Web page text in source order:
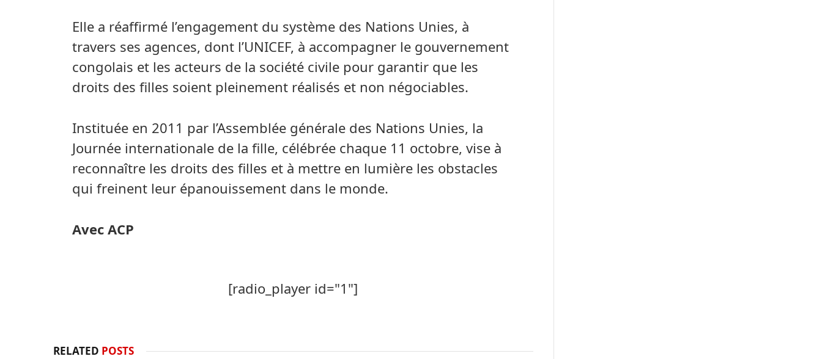
Elle a réaffirmé l’engagement du système des Nations Unies, à
travers ses agences, dont l’UNICEF, à accompagner le gouvernement
congolais et les acteurs de la société civile pour garantir que les
droits des filles soient pleinement réalisés et non négociables.
Instituée en 2011 par l’Assemblée générale des Nations Unies, la
Journée internationale de la fille, célébrée chaque 11 octobre, vise à
reconnaître les droits des filles et à mettre en lumière les obstacles
qui freinent leur épanouissement dans le monde.
Avec ACP
[radio_player id="1"]
RELATED POSTS